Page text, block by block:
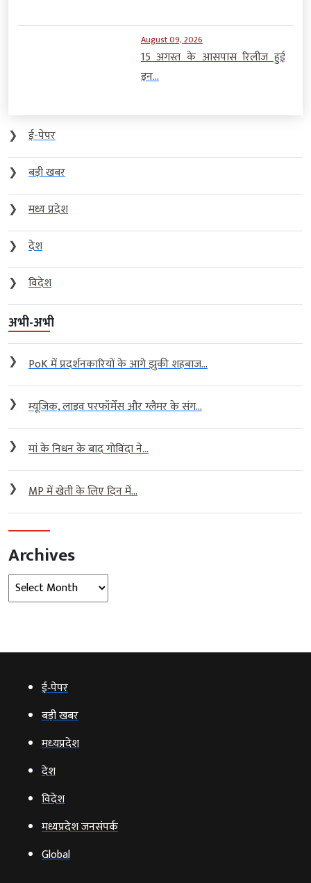
August 09, 2026
15 अगस्त के आसपास रिलीज हुई
इन...
❯
ई-पेपर
❯
बड़ी खबर
❯
मध्य प्रदेश
❯
देश
❯
विदेश
अभी-अभी
❯ PoK में प्रदर्शनकारियों के आगे झुकी शहबाज...
❯ म्यूजिक, लाइव परफॉर्मेंस और ग्लैमर के संग...
❯ मां के निधन के बाद गोविंदा ने...
❯ MP में खेती के लिए दिन में...
Archives
Archives
ई‑पेपर
बड़ी खबर
मध्‍यप्रदेश
देश
विदेश
मध्यप्रदेश जनसंपर्क
Global